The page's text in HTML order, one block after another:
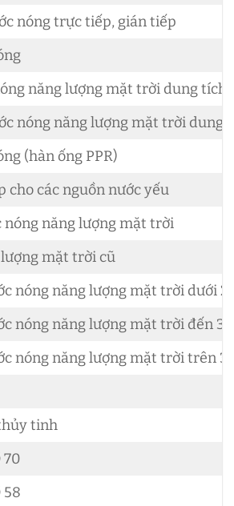
nóng trực tiếp, gián tiếp
năng lượng mặt trời dung tích
nóng năng lượng mặt trời dung
(hàn ống PPR)
cho các nguồn nước yếu
nóng năng lượng mặt trời
mặt trời cũ
nóng năng lượng mặt trời dưới
nóng năng lượng mặt trời đến
nóng năng lượng mặt trời trên
tinh